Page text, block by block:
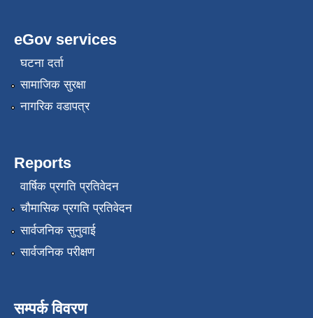
eGov services
घटना दर्ता
सामाजिक सुरक्षा
नागरिक वडापत्र
Reports
वार्षिक प्रगति प्रतिवेदन
चौमासिक प्रगति प्रतिवेदन
सार्वजनिक सुनुवाई
सार्वजनिक परीक्षण
सम्पर्क विवरण